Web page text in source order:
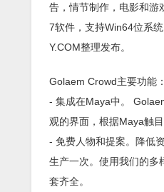
告，情节制作，电影和游
7软件，支持Win64位系
Y.COM整理发布。
Golaem Crowd主要功能：
- 集成在Maya中。
观的界面，根据Maya触目
- 免费人物和提案。降低
生产一次。使用我们的多
套齐全。